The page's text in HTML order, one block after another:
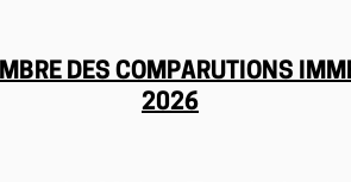
DES COMPARUTIONS
2026